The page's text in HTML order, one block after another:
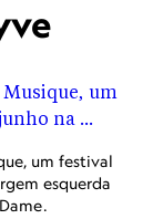
um festival
esquerda